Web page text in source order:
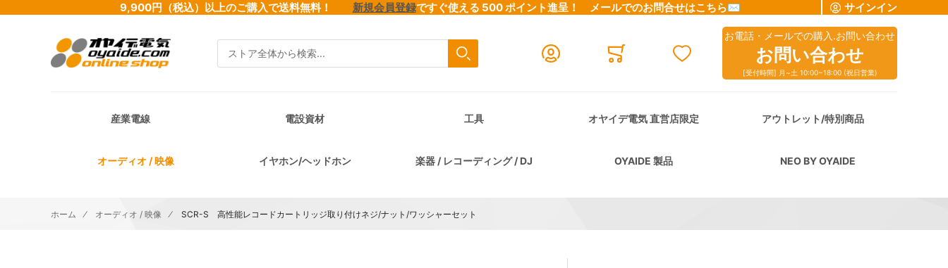
9,900円（税込）以上のご購入で送料無料！ 新規会員登録ですぐ使える 500 ポイント進呈！ メールでのお問合せはこちら✉ サインイン
検索
Close search
検索
お電話・メールでの購入.お問い合わせ
お問い合わせ
[受付時間] 月~土 10:00~18:00 (祝日営業)
産業電線 電設資材 工具 オヤイデ電気 直営店限定 アウトレット/特別商品
オーディオ / 映像 イヤホン/ヘッドホン 楽器 / レコーディング / DJ OYAIDE 製品 NEO BY OYAIDE
ホーム オーディオ / 映像 SCR-S 高性能レコードカートリッジ取り付けネジ/ナット/ワッシャーセット